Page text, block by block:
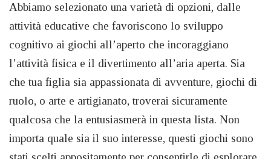
Abbiamo selezionato una varietà di opzioni, dalle
attività educative che favoriscono lo sviluppo
cognitivo ai giochi all’aperto che incoraggiano
l’attività fisica e il divertimento all’aria aperta. Sia
che tua figlia sia appassionata di avventure, giochi di
ruolo, o arte e artigianato, troverai sicuramente
qualcosa che la entusiasmerà in questa lista. Non
importa quale sia il suo interesse, questi giochi sono